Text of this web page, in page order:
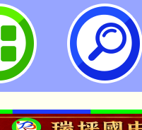
校辦理
市立瑞坪國民